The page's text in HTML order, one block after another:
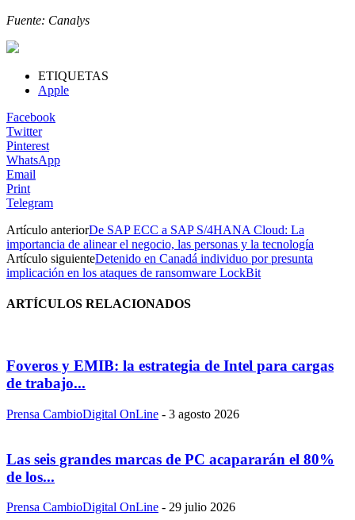
Fuente: Canalys
ETIQUETAS
Apple
Facebook
Twitter
Pinterest
WhatsApp
Email
Print
Telegram
Artículo anteriorDe SAP ECC a SAP S/4HANA Cloud: La
importancia de alinear el negocio, las personas y la tecnología
Artículo siguienteDetenido en Canadá individuo por presunta
implicación en los ataques de ransomware LockBit
ARTÍCULOS RELACIONADOS
Foveros y EMIB: la estrategia de Intel para cargas
de trabajo...
Prensa CambioDigital OnLine - 3 agosto 2026
Las seis grandes marcas de PC acapararán el 80%
de los...
Prensa CambioDigital OnLine - 29 julio 2026